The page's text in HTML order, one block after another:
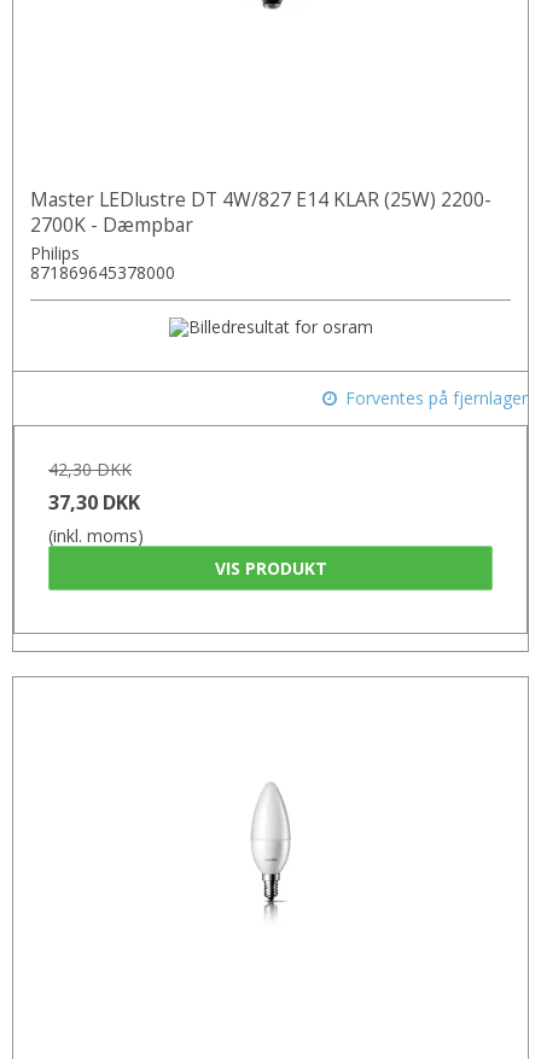
Master LEDlustre DT 4W/827 E14 KLAR (25W) 2200-
2700K - Dæmpbar
Philips
871869645378000
Forventes på fjernlager
42,30 DKK
37,30 DKK
(inkl. moms)
VIS PRODUKT